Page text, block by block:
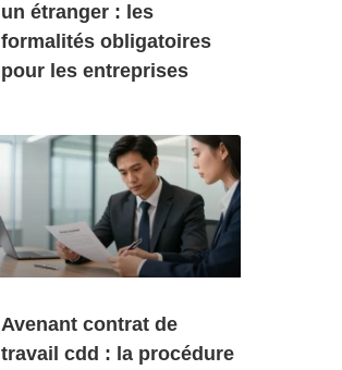
un étranger : les
formalités obligatoires
pour les entreprises
Avenant contrat de
travail cdd : la procédure